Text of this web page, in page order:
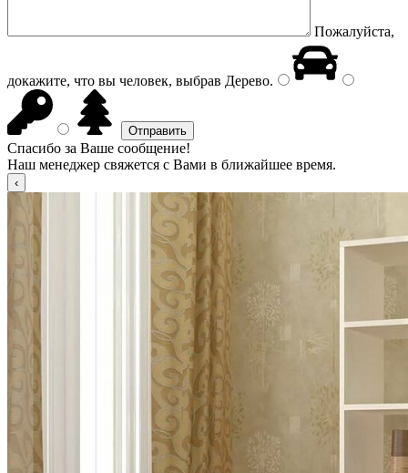
Пожалуйста,
докажите, что вы человек, выбрав Дерево.
Спасибо за Ваше сообщение!
Наш менеджер свяжется с Вами в ближайшее время.